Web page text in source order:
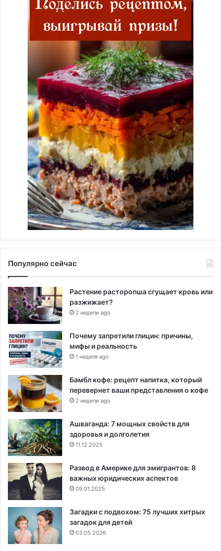
Популярно сейчас
Растение расторопша сгущает кровь или
разжижает?
2 недели ago
Почему запретили глицин: причины,
мифы и реальность
1 неделя ago
Бамбл кофе: рецепт напитка, который
перевернет ваши представления о кофе
2 недели ago
Ашваганда: 7 мощных свойств для
здоровья и долголетия
11.12.2025
Развод в Америке для эмигрантов: 8
важных юридических аспектов
09.01.2025
Загадки с подвохом: 75 лучших хитрых
загадок для детей
03.05.2026